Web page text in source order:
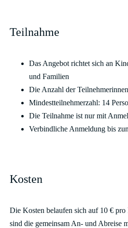
Teilnahme
Das Angebot richtet sich an
und Familien
Die Anzahl der
Mindestteilnehmerzahl: 14
Die Teilnahme ist nur mit
Verbindliche Anmeldung bis
Kosten
Die Kosten belaufen sich auf 10 € pro
sind die gemeinsam An- und Abreise